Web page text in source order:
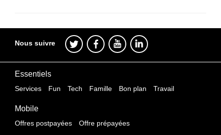
Nous suivre
Essentiels
Services Fun Tech Famille Bon plan Travail
Mobile
Offres postpayées Offre prépayées